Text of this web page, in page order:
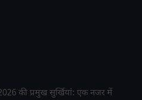
की प्रमुख सुर्खियां: एक नजर में